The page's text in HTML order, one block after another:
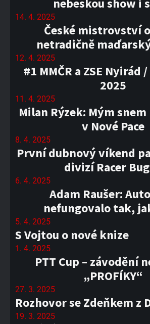
14. 4. 2025
České mistrovství
netradičně
12. 4. 2025
#1 MMČR a ZSE Nyirád
2025
11. 4. 2025
Milan Rýzek: Mým
v Nové Pace
8. 4. 2025
První dubnový víkend
divizí Racer
6. 4. 2025
Adam Raušer:
nefungovalo tak,
5. 4. 2025
S Vojtou o nové knize
1. 4. 2025
PTT Cup – závodění
„PROFÍKY“
27. 3. 2025
Rozhovor se Zdeňkem z
19. 3. 2025